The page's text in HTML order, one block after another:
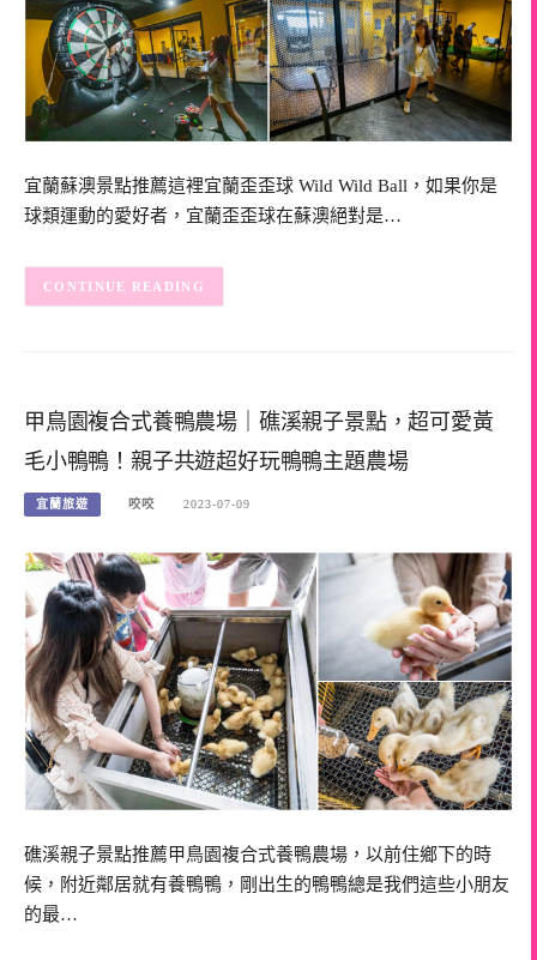
宜蘭蘇澳景點推薦這裡宜蘭歪歪球 Wild Wild Ball，如果你是
球類運動的愛好者，宜蘭歪歪球在蘇澳絕對是…
CONTINUE READING
甲鳥園複合式養鴨農場｜礁溪親子景點，超可愛黃
毛小鴨鴨！親子共遊超好玩鴨鴨主題農場
宜蘭旅遊 咬咬 2023-07-09
礁溪親子景點推薦甲鳥園複合式養鴨農場，以前住鄉下的時
候，附近鄰居就有養鴨鴨，剛出生的鴨鴨總是我們這些小朋友
的最…